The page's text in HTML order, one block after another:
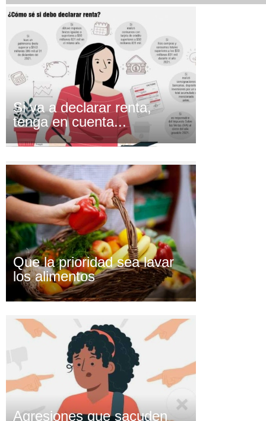
Si va a declarar renta,
tenga en cuenta...
Que la prioridad sea lavar
los alimentos
Agresiones que sacuden